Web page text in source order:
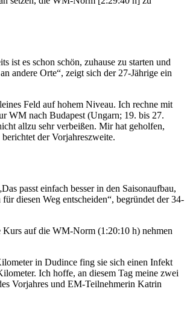
ist es schon schön, zuhause zu starten und
andere Orte“, zeigt sich der 27-Jährige ein
Feld auf hohem Niveau. Ich rechne mit
WM nach Budapest (Ungarn; 19. bis 27.
allzu sehr verbeißen. Mir hat geholfen,
der Vorjahreszweite.
passt einfach besser in den Saisonaufbau,
diesen Weg entscheiden“, begründet der 34-
auf die WM-Norm (1:20:10 h) nehmen
in Dudince fing sie sich einen Infekt
Ich hoffe, an diesem Tag meine zwei
Vorjahres und EM-Teilnehmerin Katrin